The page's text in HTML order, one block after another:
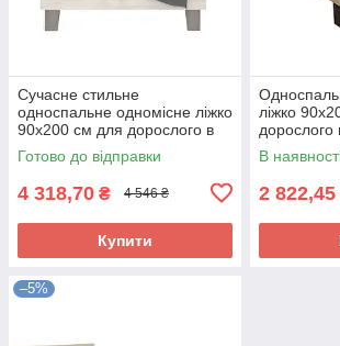
Сучасне стильне
односпальне одномісне ліжко
90х200 см для дорослого в
спальню ЛДСП Сара Сокме
Готово до відправки
4 318,70 ₴ 4 546 ₴
Купити
ліжко
Скарлет
дуб
В
2 822,45
–5%